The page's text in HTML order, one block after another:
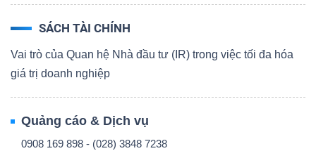
SÁCH TÀI CHÍNH
Vai trò của Quan hệ Nhà đầu tư (IR) trong việc tối đa hóa
giá trị doanh nghiệp
Quảng cáo & Dịch vụ
0908 169 898 - (028) 3848 7238